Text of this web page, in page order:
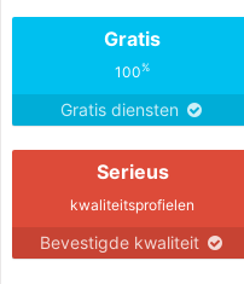
Gratis
100%
Gratis diensten
Serieus
kwaliteitsprofielen
Bevestigde kwaliteit